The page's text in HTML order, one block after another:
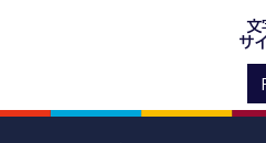
文
サ